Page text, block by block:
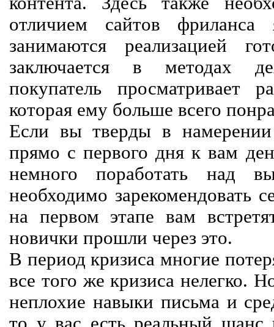
отличием сайтов
занимаются реализацией
заключается в методах
покупатель просматривает
которая ему больше всего
Если вы тверды в
прямо с первого дня к вам
немного поработать над
необходимо зарекомендовать
на первом этапе вам
новички прошли через это.
В период кризиса многие
все того же кризиса нелегко.
неплохие навыки письма и